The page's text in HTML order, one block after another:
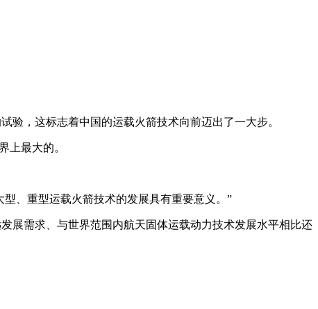
，这标志着中国的运载火箭技术向前迈出了一大步。
上最大的。
、重型运载火箭技术的发展具有重要意义。”
需求、与世界范围内航天固体运载动力技术发展水平相比还